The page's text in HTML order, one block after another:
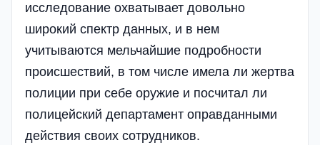
исследование охватывает довольно
широкий спектр данных, и в нем
учитываются мельчайшие подробности
происшествий, в том числе имела ли жертва
полиции при себе оружие и посчитал ли
полицейский департамент оправданными
действия своих сотрудников.